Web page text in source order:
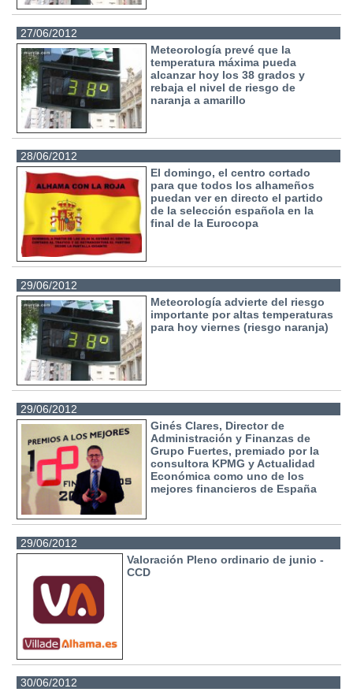
27/06/2012
Meteorología prevé que la
temperatura máxima pueda
alcanzar hoy los 38 grados y
rebaja el nivel de riesgo de
naranja a amarillo
28/06/2012
El domingo, el centro cortado
para que todos los alhameños
puedan ver en directo el partido
de la selección española en la
final de la Eurocopa
29/06/2012
Meteorología advierte del riesgo
importante por altas temperaturas
para hoy viernes (riesgo naranja)
29/06/2012
Ginés Clares, Director de
Administración y Finanzas de
Grupo Fuertes, premiado por la
consultora KPMG y Actualidad
Económica como uno de los
mejores financieros de España
29/06/2012
Valoración Pleno ordinario de junio -
CCD
30/06/2012